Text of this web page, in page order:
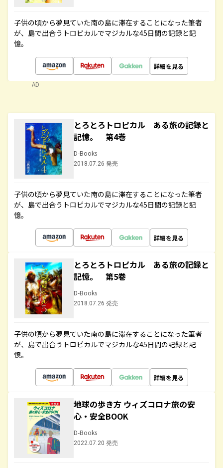
子供の頃から夢見ていた南の島に滞在することになった筆者
が、島で出合うトロピカルでマジカルな45日間の記録と記
憶。
詳細を見る
AD
とろとろトロピカル ある旅の記録と
記憶。 第4巻
D-Books
2018.07.26 発売
子供の頃から夢見ていた南の島に滞在することになった筆者
が、島で出合うトロピカルでマジカルな45日間の記録と記
憶。
詳細を見る
とろとろトロピカル ある旅の記録と
記憶。 第5巻
D-Books
2018.07.26 発売
子供の頃から夢見ていた南の島に滞在することになった筆者
が、島で出合うトロピカルでマジカルな45日間の記録と記
憶。
詳細を見る
地球の歩き方 ウィズコロナ旅の安
心・安全BOOK
D-Books
2022.07.20 発売